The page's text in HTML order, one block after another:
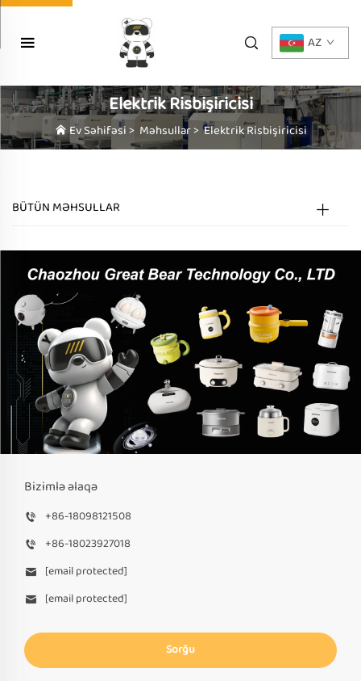
AZ
Elektrik Risbişiricisi
Ev Səhifəsi> Məhsullar>Elektrik Risbişiricisi
BÜTÜN MƏHSULLAR
Bizimlə əlaqə
+86-18098121508
+86-18023927018
[email protected]
[email protected]
Sorğu